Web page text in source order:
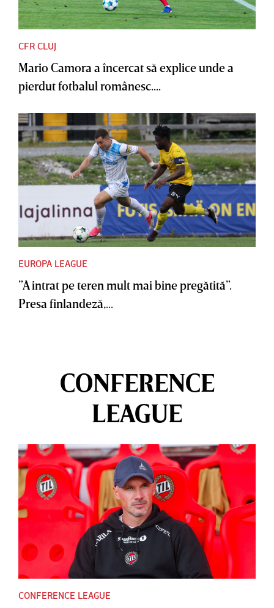
CFR CLUJ
Mario Camora a încercat să explice unde a
pierdut fotbalul românesc....
EUROPA LEAGUE
”A intrat pe teren mult mai bine pregătită”.
Presa finlandeză,...
CONFERENCE
LEAGUE
CONFERENCE LEAGUE